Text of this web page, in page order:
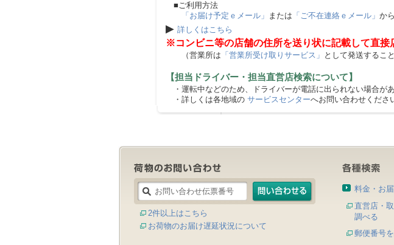
■ご利用方法
「お届け予定ｅメール」 または 「ご不在連絡ｅメール」 か
▶ 詳しくはこちら
※コンビニ等の店舗の住所を送り状に記載して直接
（営業所は 「営業所受け取りサービス」 として発送するこ
【担当ドライバー・担当直営店検索について】
・運転中などのため、ドライバーが電話に出られない場合があ
・詳しくは各地域の サービスセンターへお問い合わせくださ
2件以上はこちら
お荷物のお届け遅延状況について
料金・お
直営店・
調べる
郵便番号